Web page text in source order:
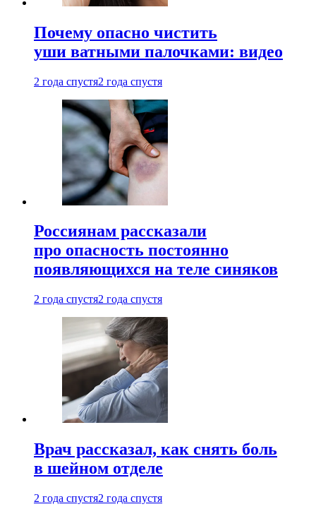
Почему опасно чистить
уши ватными палочками: видео
2 года спустя2 года спустя
Россиянам рассказали
про опасность постоянно
появляющихся на теле синяков
2 года спустя2 года спустя
Врач рассказал, как снять боль
в шейном отделе
2 года спустя2 года спустя